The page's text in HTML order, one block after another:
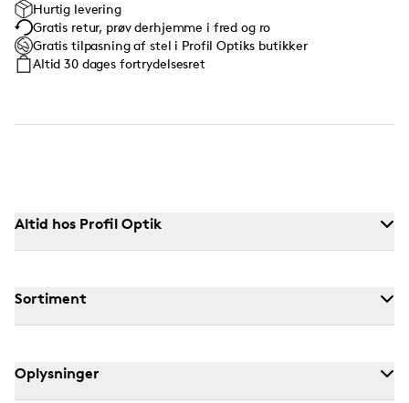
Hurtig levering
Gratis retur, prøv derhjemme i fred og ro
Gratis tilpasning af stel i Profil Optiks butikker
Altid 30 dages fortrydelsesret
Altid hos Profil Optik
Sortiment
Oplysninger